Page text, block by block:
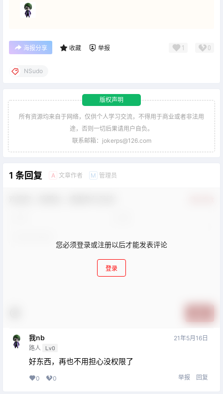
海报分享 收藏 举报 1 0
NSudo
版权声明
所有资源均来自于网络，仅供个人学习交流，不得用于商业或者非法用
途，否则一切后果请用户自负。
联系邮箱：jokerps@126.com
1 条回复 A 文章作者 M 管理员
您必须登录或注册以后才能发表评论
登录
我nb
路人 Lv0
21年5月16日
好东西，再也不用担心没权限了
0 0 举报 回复